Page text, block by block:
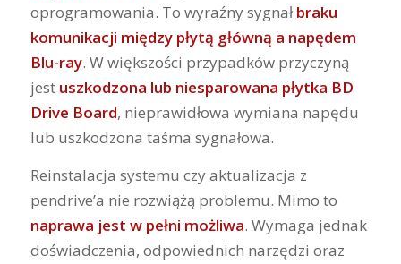
oprogramowania. To wyraźny sygnał braku
komunikacji między płytą główną a napędem
Blu-ray. W większości przypadków przyczyną
jest uszkodzona lub niesparowana płytka BD
Drive Board, nieprawidłowa wymiana napędu
lub uszkodzona taśma sygnałowa.
Reinstalacja systemu czy aktualizacja z
pendrive’a nie rozwiążą problemu. Mimo to
naprawa jest w pełni możliwa. Wymaga jednak
doświadczenia, odpowiednich narzędzi oraz